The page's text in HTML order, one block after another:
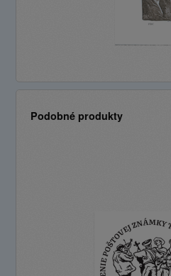
Podobné produkty